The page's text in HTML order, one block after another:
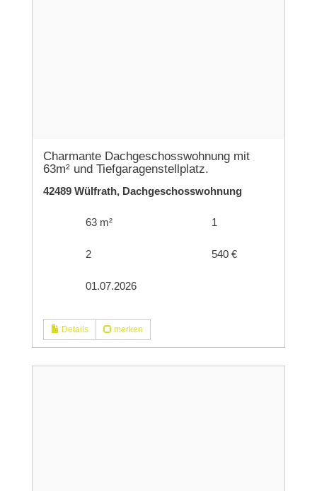
Charmante Dachgeschosswohnung mit
63m² und Tiefgaragenstellplatz.
42489 Wülfrath, Dachgeschosswohnung
63 m² 1
2 540 €
01.07.2026
Details merken